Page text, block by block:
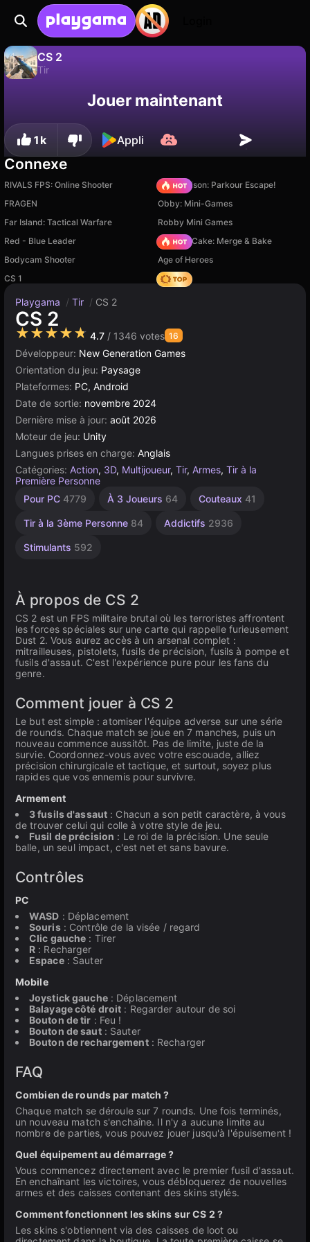
CS 2
Tir
progression !
Non Enregistrer
Jouer maintenant
1k Appli
Connexe
RIVALS FPS: Online Shooter
Barry Prison: Parkour Escape!
FRAGEN
Obby: Mini-Games
Far Island: Tactical Warfare
Robby Mini Games
Red - Blue Leader
Piece of Cake: Merge & Bake
Bodycam Shooter
Age of Heroes
CS 1
Hedgies
Playgama / Tir / CS 2
CS 2
★★★★★ 4.7 / 1346 votes 16
Développeur: New Generation Games
Orientation du jeu: Paysage
Plateformes: PC, Android
Date de sortie: novembre 2024
Dernière mise à jour: août 2026
Moteur de jeu: Unity
Langues prises en charge: Anglais
Catégories: Action, 3D, Multijoueur, Tir, Armes, Tir à la
Première Personne
Pour PC 4779 À 3 Joueurs 64 Couteaux 41
Tir à la 3ème Personne 84 Addictifs 2936
Stimulants 592
Arène
Combat
Bureau
Indépendants
Haute
3569
Russes
Pixels
Soldat
Navigateur
Unity
ligne
Militaire/Armée
À propos de CS 2
CS 2 est un FPS militaire brutal où les terroristes affrontent
les forces spéciales sur une carte qui rappelle furieusement
Dust 2. Vous aurez accès à un arsenal complet :
mitrailleuses, pistolets, fusils de précision, fusils à pompe et
fusils d'assaut. C'est l'expérience pure pour les fans du
genre.
Comment jouer à CS 2
Le but est simple : atomiser l'équipe adverse sur une série
de rounds. Chaque match se joue en 7 manches, puis un
nouveau commence aussitôt. Pas de limite, juste de la
survie. Coordonnez-vous avec votre escouade, alliez
précision chirurgicale et tactique, et surtout, soyez plus
rapides que vos ennemis pour survivre.
Armement
3 fusils d'assaut : Chacun a son petit caractère, à vous
de trouver celui qui colle à votre style de jeu.
Fusil de précision : Le roi de la précision. Une seule
balle, un seul impact, c'est net et sans bavure.
Contrôles
PC
WASD : Déplacement
Souris: Contrôle de la visée / regard
Clic gauche : Tirer
R : Recharger
Espace: Sauter
Mobile
Joystick gauche: Déplacement
Balayage côté droit : Regarder autour de soi
Bouton de tir : Feu !
Bouton de saut: Sauter
Bouton de rechargement: Recharger
FAQ
Combien de rounds par match ?
Chaque match se déroule sur 7 rounds. Une fois terminés,
un nouveau match s'enchaîne. Il n'y a aucune limite au
nombre de parties, vous pouvez jouer jusqu'à l'épuisement !
Quel équipement au démarrage ?
Vous commencez directement avec le premier fusil d'assaut.
En enchaînant les victoires, vous débloquerez de nouvelles
armes et des caisses contenant des skins stylés.
Comment fonctionnent les skins sur CS 2 ?
Les skins s'obtiennent via des caisses de loot ou